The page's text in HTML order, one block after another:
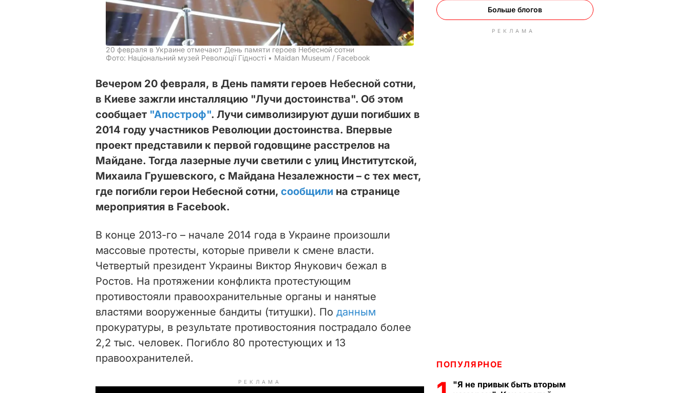
20 февраля в Украине отмечают День памяти героев Небесной сотни
Фото: Національний музей Революції Гідності • Maidan Museum / Facebook
Вечером 20 февраля, в День памяти героев Небесной сотни,
в Киеве зажгли инсталляцию "Лучи достоинства". Об этом
сообщает "Апостроф". Лучи символизируют души погибших в
2014 году участников Революции достоинства. Впервые
проект представили к первой годовщине расстрелов на
Майдане. Тогда лазерные лучи светили с улиц Институтской,
Михаила Грушевского, с Майдана Незалежности – с тех мест,
где погибли герои Небесной сотни, сообщили на странице
мероприятия в Facebook.
В конце 2013-го – начале 2014 года в Украине произошли
массовые протесты, которые привели к смене власти.
Четвертый президент Украины Виктор Янукович бежал в
Ростов. На протяжении конфликта протестующим
противостояли правоохранительные органы и нанятые
властями вооруженные бандиты (титушки). По данным
прокуратуры, в результате противостояния пострадало более
2,2 тыс. человек. Погибло 80 протестующих и 13
правоохранителей.
РЕКЛАМА
Больше блогов
РЕКЛАМА
ПОПУЛЯРНОЕ
"Я не привык быть вторым